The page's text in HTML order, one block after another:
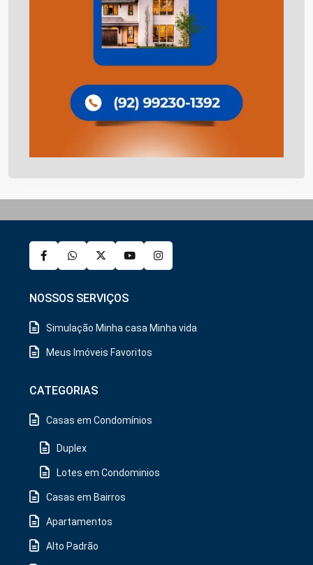
NOSSOS SERVIÇOS
Simulação Minha casa Minha vida
Meus Imóveis Favoritos
CATEGORIAS
Casas em Condomínios
Duplex
Lotes em Condominios
Casas em Bairros
Apartamentos
Alto Padrão